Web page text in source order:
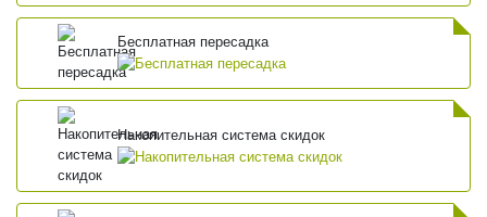
Бесплатная пересадка
Накопительная система скидок